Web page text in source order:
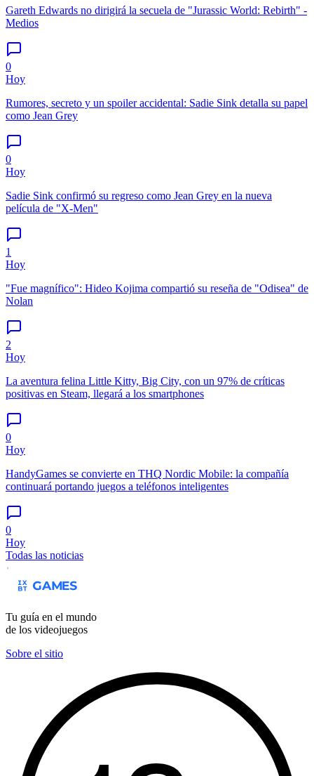
Gareth Edwards no dirigirá la secuela de "Jurassic World: Rebirth" -
Medios
0
Hoy
Rumores, secreto y un spoiler accidental: Sadie Sink detalla su papel
como Jean Grey
0
Hoy
Sadie Sink confirmó su regreso como Jean Grey en la nueva
película de "X-Men"
1
Hoy
"Fue magnífico": Hideo Kojima compartió su reseña de "Odisea" de
Nolan
2
Hoy
La aventura felina Little Kitty, Big City, con un 97% de críticas
positivas en Steam, llegará a los smartphones
0
Hoy
HandyGames se convierte en THQ Nordic Mobile: la compañía
continuará portando juegos a teléfonos inteligentes
0
Hoy
Todas las noticias
Tu guía en el mundo
de los videojuegos
Sobre el sitio